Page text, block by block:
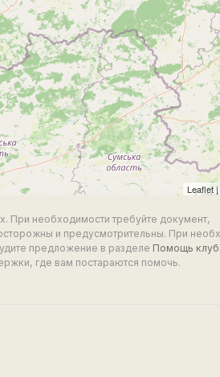
Leaflet|
При необходимости требуйте документ,
и предусмотрительны. При
предложение в разделе Помощь
где вам постараются помочь.